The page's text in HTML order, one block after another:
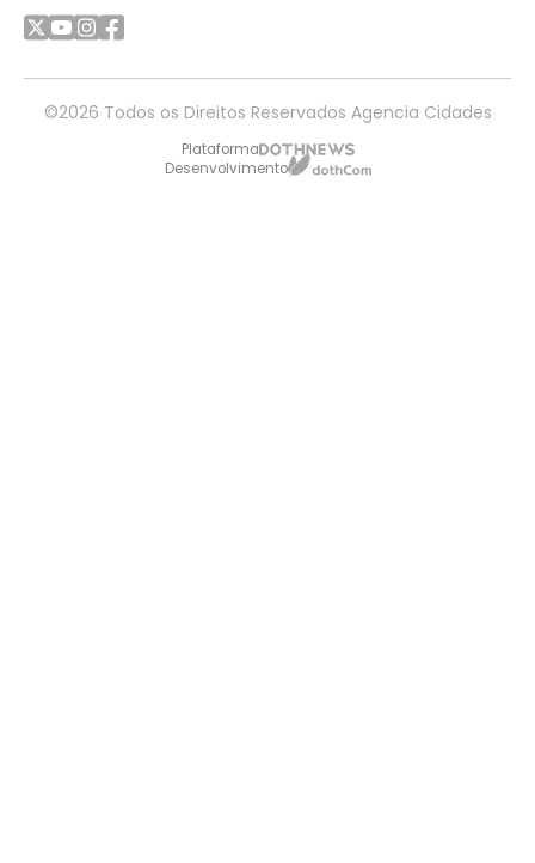
©2026 Todos os Direitos Reservados Agencia Cidades
Plataforma
Desenvolvimento